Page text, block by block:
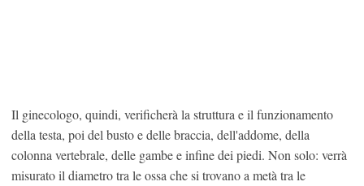
Il ginecologo, quindi, verificherà la struttura e il funzionamento
della testa, poi del busto e delle braccia, dell'addome, della
colonna vertebrale, delle gambe e infine dei piedi. Non solo: verrà
misurato il diametro tra le ossa che si trovano a metà tra le